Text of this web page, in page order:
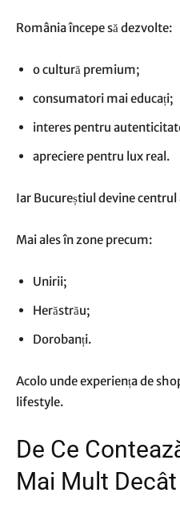
România începe să dezvolte:
o cultură premium;
consumatori mai educați;
interes pentru
apreciere pentru lux real.
Iar Bucureștiul devine
Mai ales în zone precum:
Unirii;
Herăstrău;
Dorobanți.
Acolo unde experiența de
lifestyle.
De Ce
Mai Mult